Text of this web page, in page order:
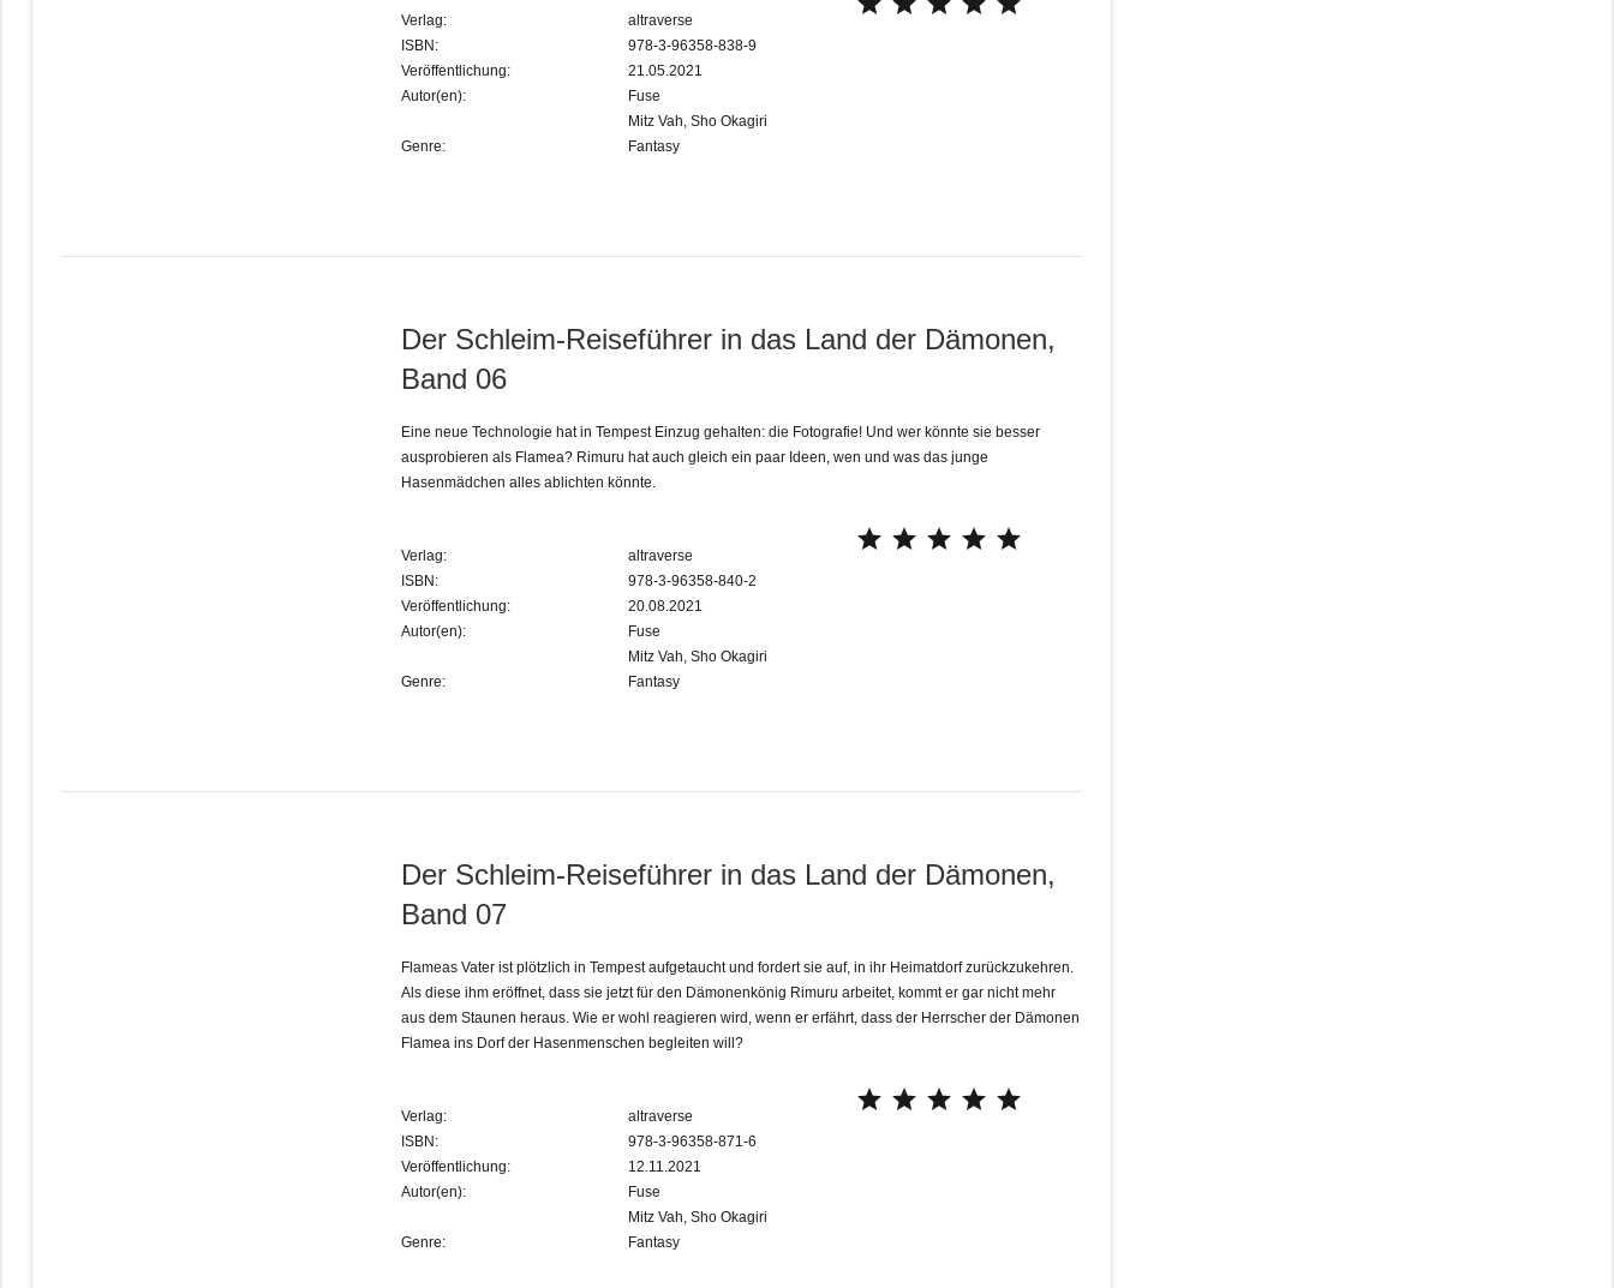
Verlag:
ISBN:
Veröffentlichung:
Autor(en):
Genre:
altraverse
978-3-96358-838-9
21.05.2021
Fuse
Mitz Vah, Sho Okagiri
Fantasy
Der Schleim-Reiseführer in das Land der Dämonen,
Band 06
Eine neue Technologie hat in Tempest Einzug gehalten: die Fotografie! Und wer könnte sie besser
ausprobieren als Flamea? Rimuru hat auch gleich ein paar Ideen, wen und was das junge
Hasenmädchen alles ablichten könnte.
Verlag:
ISBN:
Veröffentlichung:
Autor(en):
Genre:
altraverse
978-3-96358-840-2
20.08.2021
Fuse
Mitz Vah, Sho Okagiri
Fantasy
⭐⭐⭐⭐⭐
Der Schleim-Reiseführer in das Land der Dämonen,
Band 07
Flameas Vater ist plötzlich in Tempest aufgetaucht und fordert sie auf, in ihr Heimatdorf zurückzukehren.
Als diese ihm eröffnet, dass sie jetzt für den Dämonenkönig Rimuru arbeitet, kommt er gar nicht mehr
aus dem Staunen heraus. Wie er wohl reagieren wird, wenn er erfährt, dass der Herrscher der Dämonen
Flamea ins Dorf der Hasenmenschen begleiten will?
Verlag:
ISBN:
Veröffentlichung:
Autor(en):
Genre:
altraverse
978-3-96358-871-6
12.11.2021
Fuse
Mitz Vah, Sho Okagiri
Fantasy
⭐⭐⭐⭐⭐